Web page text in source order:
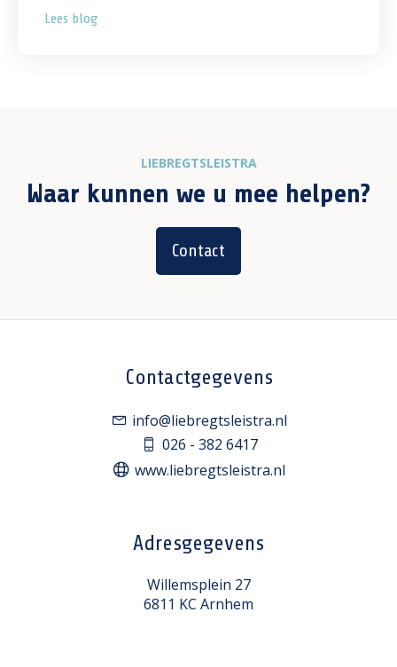
Lees blog
LIEBREGTSLEISTRA
Waar kunnen we u mee helpen?
Contact
Contactgegevens
info@liebregtsleistra.nl
026 - 382 6417
www.liebregtsleistra.nl
Adresgegevens
Willemsplein 27
6811 KC Arnhem